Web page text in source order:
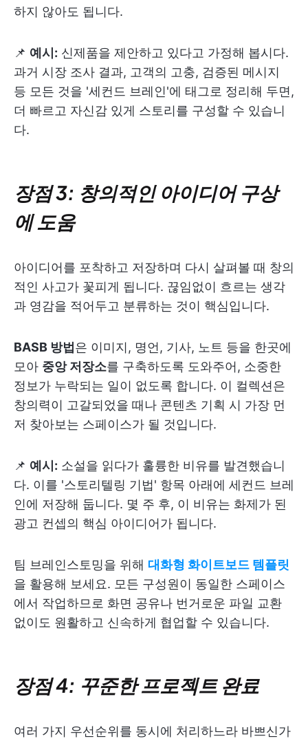
하지 않아도 됩니다.
📌 예시: 신제품을 제안하고 있다고 가정해 봅시다.
과거 시장 조사 결과, 고객의 고충, 검증된 메시지
등 모든 것을 '세컨드 브레인'에 태그로 정리해 두면,
더 빠르고 자신감 있게 스토리를 구성할 수 있습니
다.
장점 3: 창의적인 아이디어 구상
에 도움
아이디어를 포착하고 저장하며 다시 살펴볼 때 창의
적인 사고가 꽃피게 됩니다. 끊임없이 흐르는 생각
과 영감을 적어두고 분류하는 것이 핵심입니다.
BASB 방법 은 이미지, 명언, 기사, 노트 등을 한곳에
모아 중앙 저장소를 구축하도록 도와주어, 소중한
정보가 누락되는 일이 없도록 합니다. 이 컬렉션은
창의력이 고갈되었을 때나 콘텐츠 기획 시 가장 먼
저 찾아보는 스페이스가 될 것입니다.
📌 예시: 소설을 읽다가 훌륭한 비유를 발견했습니
다. 이를 '스토리텔링 기법' 항목 아래에 세컨드 브레
인에 저장해 둡니다. 몇 주 후, 이 비유는 화제가 된
광고 컨셉의 핵심 아이디어가 됩니다.
팀 브레인스토밍을 위해 대화형 화이트보드 템플릿
을 활용해 보세요. 모든 구성원이 동일한 스페이스
에서 작업하므로 화면 공유나 번거로운 파일 교환
없이도 원활하고 신속하게 협업할 수 있습니다.
장점 4: 꾸준한 프로젝트 완료
여러 가지 우선순위를 동시에 처리하느라 바쁘신가